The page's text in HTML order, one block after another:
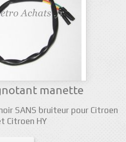
manette
SANS bruiteur pour Citroen
Citroen HY